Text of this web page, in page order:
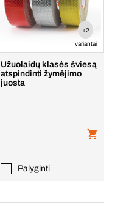
+2
variantai
Užuolaidų klasės šviesą
atspindinti žymėjimo
juosta
Palyginti